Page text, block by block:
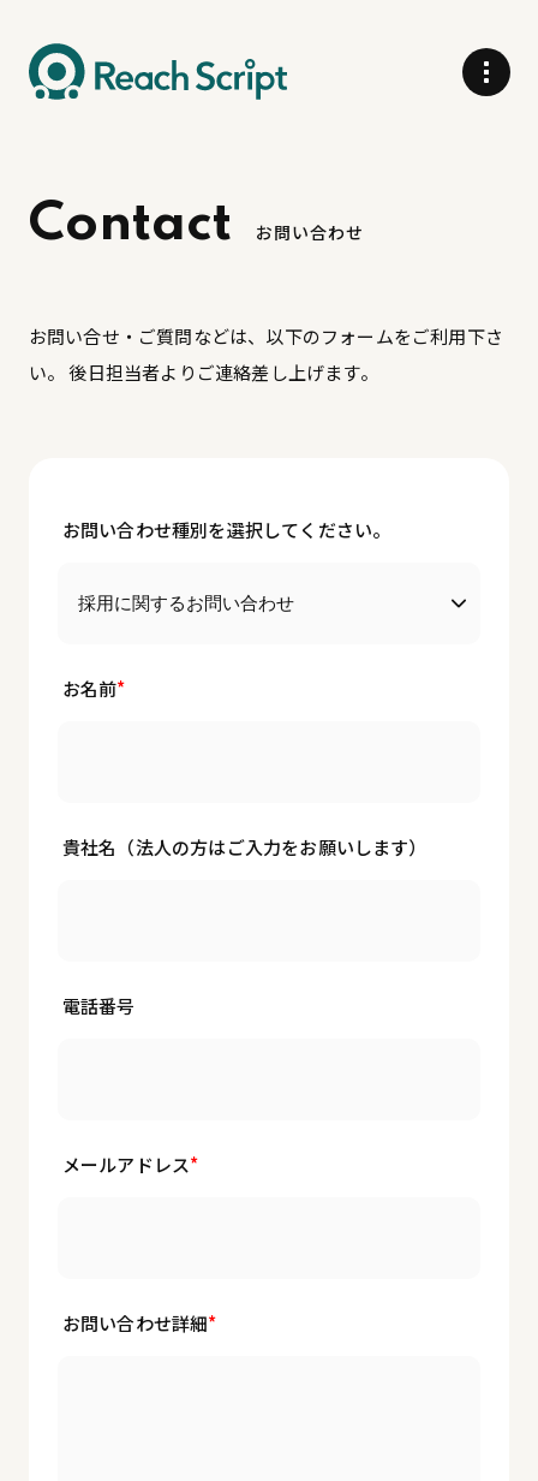
Contact
お問い合せ・ご質問などは、以下のフォームをご利用下さ
い。 後日担当者よりご連絡差し上げます。
お問い合わせ種別を選択してください。
お名前
貴社名（法人の方はご入力をお願いします）
電話番号
メールアドレス
お問い合わせ詳細